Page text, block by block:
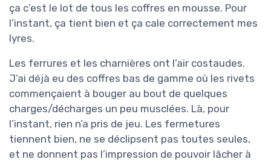
ça c’est le lot de tous les coffres en mousse. Pour
l’instant, ça tient bien et ça cale correctement mes
lyres.
Les ferrures et les charnières ont l’air costaudes.
J’ai déjà eu des coffres bas de gamme où les rivets
commençaient à bouger au bout de quelques
charges/décharges un peu musclées. Là, pour
l’instant, rien n’a pris de jeu. Les fermetures
tiennent bien, ne se déclipsent pas toutes seules,
et ne donnent pas l’impression de pouvoir lâcher à